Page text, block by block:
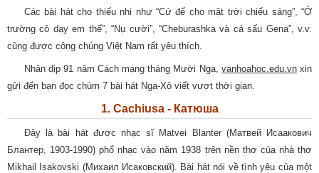
Các bài hát cho thiếu nhi như “Cứ để cho mặt trời chiếu sáng”, “Ở
trường cô dạy em thế”, “Nụ cười”, “Cheburashka và cá sấu Gena”, v.v.
cũng được công chúng Việt Nam rất yêu thích.
Nhân dịp 91 năm Cách mạng tháng Mười Nga, vanhoahoc.edu.vnxin
gửi đến bạn đọc chùm 7 bài hát Nga-Xô viết vượt thời gian.
1. Cachiusa - Катюша
Đây là bài hát được nhạc sĩ Matvei Blanter (Матвей Исаакович
Блантер, 1903-1990) phổ nhạc vào năm 1938 trên nền thơ của nhà thơ
Mikhail Isakovski (Михаил Исаковский). Bài hát nói về tình yêu của một